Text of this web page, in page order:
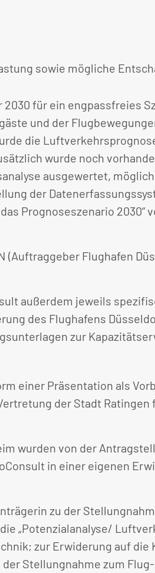
sowie mögliche
für ein engpassfreies
und der
die
wurde noch
ausgewertet,
der
Prognoseszenario
(Auftraggeber Flughafen
außerdem jeweils
des Flughafens
zur
einer Präsentation als
der Stadt
wurden von der
in einer eigenen
zu der
„Potenzialanalyse/
zur Erwiderung auf
Stellungnahme zum